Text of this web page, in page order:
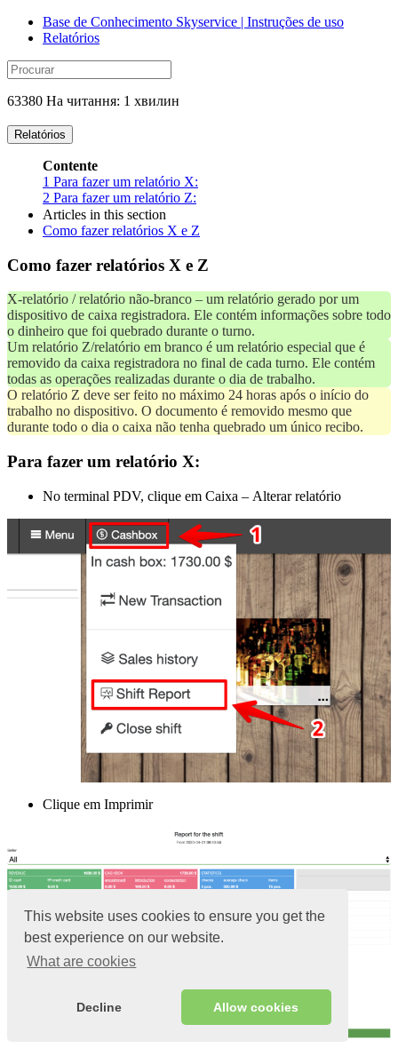
This website uses cookies to ensure you get the
best experience on our website.
What are cookies
Decline Allow cookies
Base de Conhecimento Skyservice | Instruções de uso
Relatórios
63380 На читання: 1 хвилин
Relatórios
Contente
1 Para fazer um relatório X:
2 Para fazer um relatório Z:
Articles in this section
Como fazer relatórios X e Z
Como fazer relatórios X e Z
X-relatório / relatório não-branco – um relatório gerado por um
dispositivo de caixa registradora. Ele contém informações sobre todo
o dinheiro que foi quebrado durante o turno.
Um relatório Z/relatório em branco é um relatório especial que é
removido da caixa registradora no final de cada turno. Ele contém
todas as operações realizadas durante o dia de trabalho.
O relatório Z deve ser feito no máximo 24 horas após o início do
trabalho no dispositivo. O documento é removido mesmo que
durante todo o dia o caixa não tenha quebrado um único recibo.
Para fazer um relatório X:
No terminal PDV, clique em Caixa – Alterar relatório
Clique em Imprimir